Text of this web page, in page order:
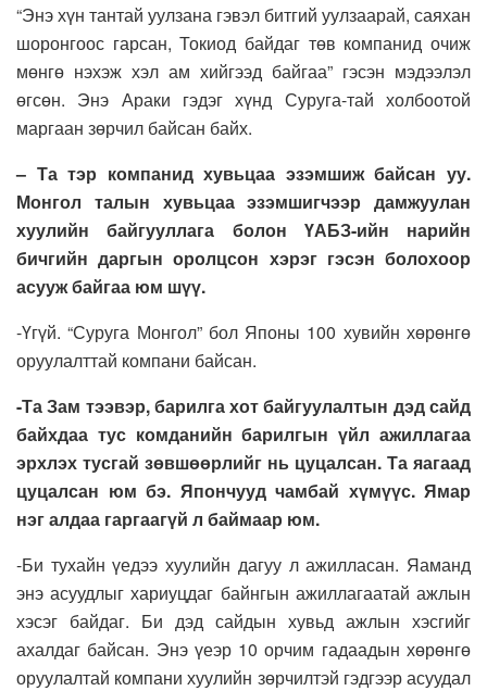
“Энэ хүн тантай уулзана гэвэл битгий уулзаарай, саяхан
шоронгоос гарсан, Токиод байдаг төв компанид очиж
мөнгө нэхэж хэл ам хийгээд байгаа” гэсэн мэдээлэл
өгсөн. Энэ Араки гэдэг хүнд Суруга-тай холбоотой
маргаан зөрчил байсан байх.
– Та тэр компанид хувьцаа эзэмшиж байсан уу.
Монгол талын хувьцаа эзэмшигчээр дамжуулан
хуулийн байгууллага болон ҮАБЗ-ийн нарийн
бичгийн даргын оролцсон хэрэг гэсэн болохоор
асууж байгаа юм шүү.
-Үгүй. “Суруга Монгол” бол Японы 100 хувийн хөрөнгө
оруулалттай компани байсан.
-Та Зам тээвэр, барилга хот байгуулалтын дэд сайд
байхдаа тус комданийн барилгын үйл ажиллагаа
эрхлэх тусгай зөвшөөрлийг нь цуцалсан. Та яагаад
цуцалсан юм бэ. Япончууд чамбай хүмүүс. Ямар
нэг алдаа гаргаагүй л баймаар юм.
-Би тухайн үедээ хуулийн дагуу л ажилласан. Яаманд
энэ асуудлыг хариуцдаг байнгын ажиллагаатай ажлын
хэсэг байдаг. Би дэд сайдын хувьд ажлын хэсгийг
ахалдаг байсан. Энэ үеэр 10 орчим гадаадын хөрөнгө
оруулалтай компани хуулийн зөрчилтэй гэдгээр асуудал